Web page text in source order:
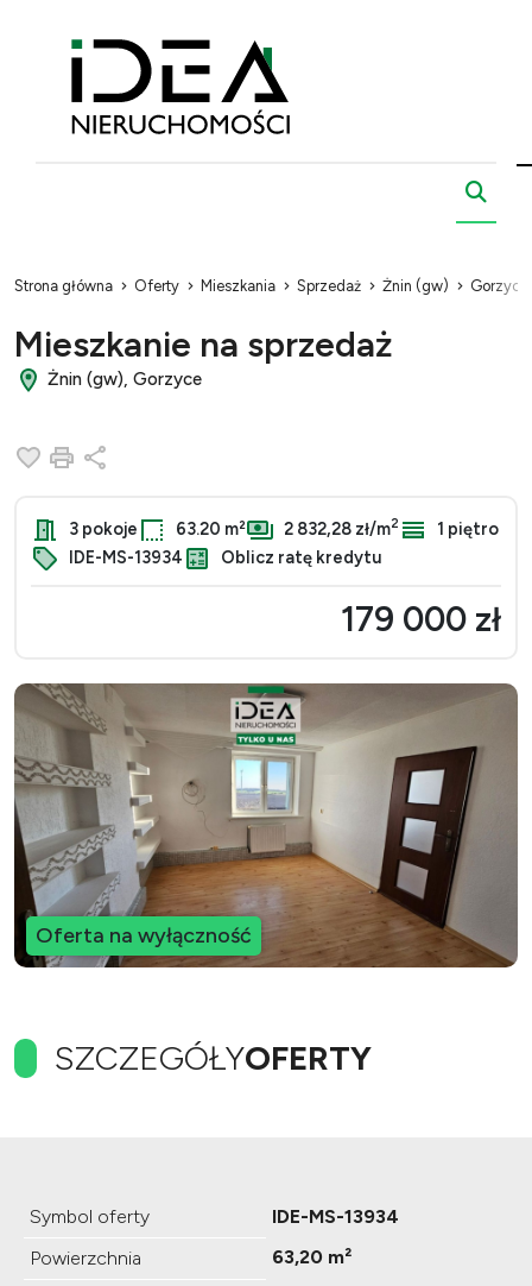
Strona główna Oferty Mieszkania Sprzedaż Żnin (gw) Gorzyce
Mieszkanie na sprzedaż
Żnin (gw), Gorzyce
Dodaj do ulubionych
Drukuj
3 pokoje 63.20 m² 2 832,28 zł/m2
1 piętro
IDE-MS-13934
Oblicz ratę kredytu
179 000 zł
Oferta na wyłączność
SZCZEGÓŁYOFERTY
Symbol oferty
IDE-MS-13934
Powierzchnia
63,20 m²